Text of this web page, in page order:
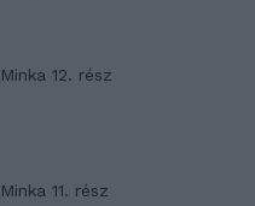
Minka 12. rész
Minka 11. rész